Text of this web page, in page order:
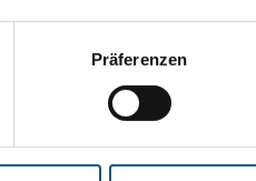
Präferenzen